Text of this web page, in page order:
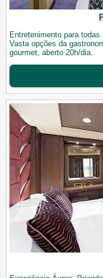
Entretenimento para
Vasta opções da
gourmet, aberto 20h/dia.